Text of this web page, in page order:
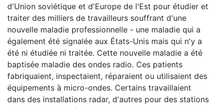
d'Union soviétique et d'Europe de l'Est pour étudier et
traiter des milliers de travailleurs souffrant d'une
nouvelle maladie professionnelle - une maladie qui a
également été signalée aux États-Unis mais qui n'y a
été ni étudiée ni traitée. Cette nouvelle maladie a été
baptisée maladie des ondes radio. Ces patients
fabriquaient, inspectaient, réparaient ou utilisaient des
équipements à micro-ondes. Certains travaillaient
dans des installations radar, d'autres pour des stations